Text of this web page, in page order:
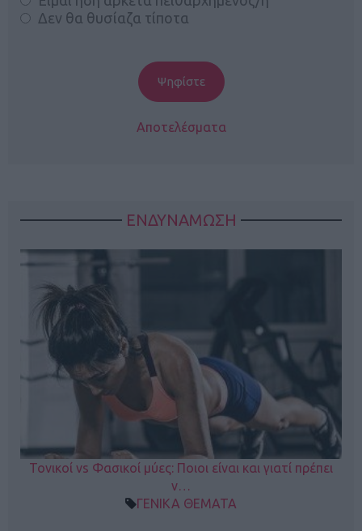
Δεν θα θυσίαζα τίποτα
Αποτελέσματα
ΕΝΔΥΝΑΜΩΣΗ
Τονικοί vs Φασικοί μύες: Ποιοι είναι και γιατί πρέπει
ν…
ΓΕΝΙΚΑ ΘΕΜΑΤΑ